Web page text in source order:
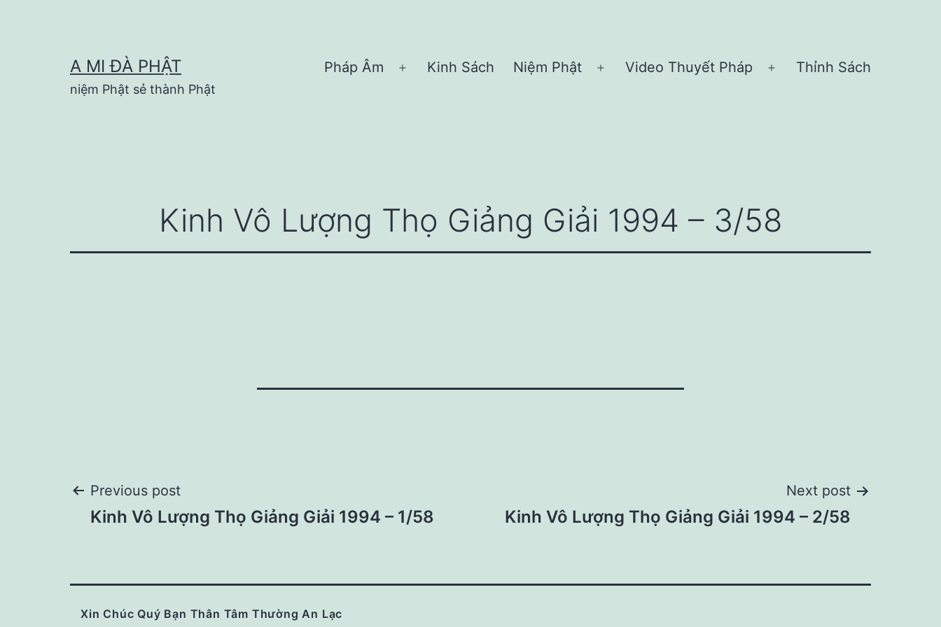
A MI ĐÀ PHẬT
niệm Phật sẻ thành Phật
Pháp Âm
Open
Kinh Sách Niệm Phật
Open
Video Thuyết Pháp
Open
Thỉnh Sách
Kinh Vô Lượng Thọ Giảng Giải 1994 – 3/58
Post
Previous post
Kinh Vô Lượng Thọ Giảng Giải 1994 – 1/58
Next post
Kinh Vô Lượng Thọ Giảng Giải 1994 – 2/58
Xin Chúc Quý Bạn Thân Tâm Thường An Lạc